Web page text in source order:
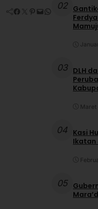
Facebook Twitter Pinterest Mail WhatsApp
02
03
DLH
Maret
04 Kasi
Ikatan
05